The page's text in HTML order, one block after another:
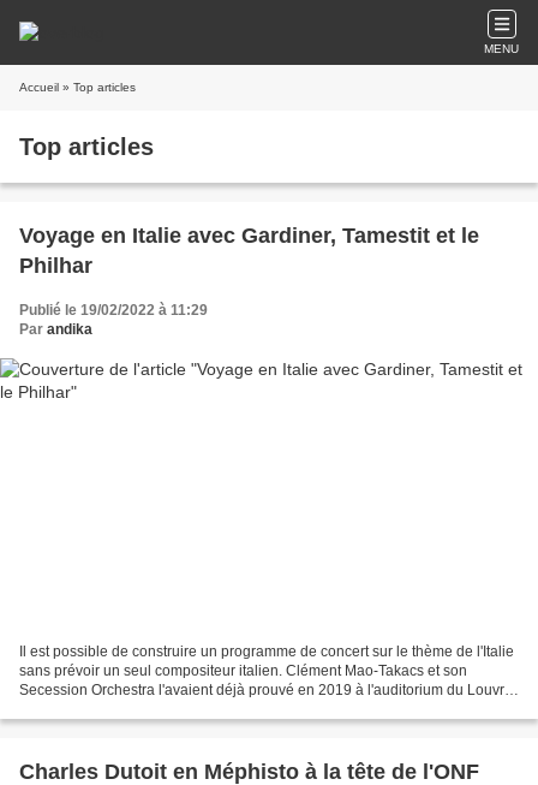
MENU
Accueil » Top articles
Top articles
Voyage en Italie avec Gardiner, Tamestit et le
Philhar
Publié le 19/02/2022 à 11:29
Par andika
Il est possible de construire un programme de concert sur le thème de l'Italie
sans prévoir un seul compositeur italien. Clément Mao-Takacs et son
Secession Orchestra l'avaient déjà prouvé en 2019 à l'auditorium du Louvre.
Charles Dutoit en Méphisto à la tête de l'ONF